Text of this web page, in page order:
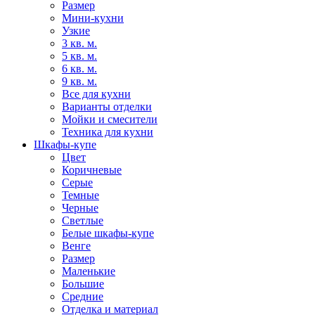
Размер
Мини-кухни
Узкие
3 кв. м.
5 кв. м.
6 кв. м.
9 кв. м.
Все для кухни
Варианты отделки
Мойки и смесители
Техника для кухни
Шкафы-купе
Цвет
Коричневые
Серые
Темные
Черные
Светлые
Белые шкафы-купе
Венге
Размер
Маленькие
Большие
Средние
Отделка и материал